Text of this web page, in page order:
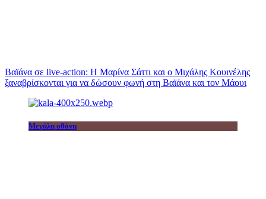
Βαϊάνα σε live-action: Η Μαρίνα Σάττι και ο Μιχάλης Κουινέλης
ξαναβρίσκονται για να δώσουν φωνή στη Βαϊάνα και τον Μάουι
Μεγάλη οθόνη